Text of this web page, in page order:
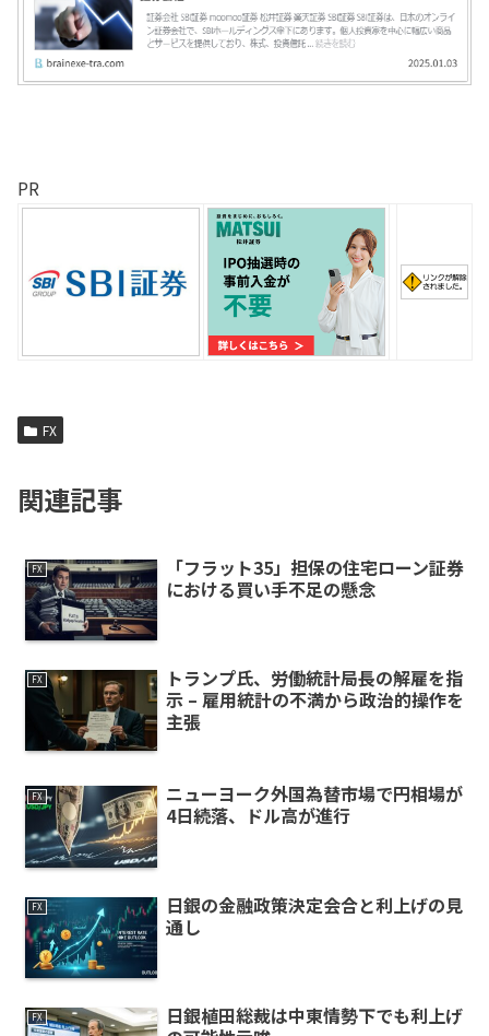
PR
FX
関連記事
FX
「フラット35」担保の住宅ローン証券
における買い手不足の懸念
FX
トランプ氏、労働統計局長の解雇を指
示 – 雇用統計の不満から政治的操作を
主張
FX
ニューヨーク外国為替市場で円相場が
4日続落、ドル高が進行
FX
日銀の金融政策決定会合と利上げの見
通し
FX
日銀植田総裁は中東情勢下でも利上げ